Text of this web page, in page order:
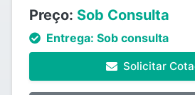
Preço: Sob Consulta
Entrega: Sob consulta
Solicitar